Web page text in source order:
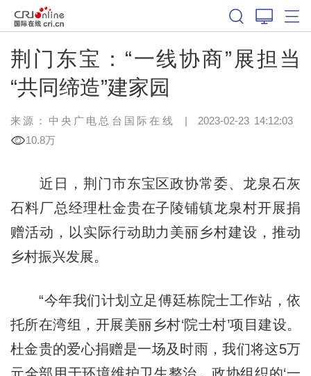
荆门东宝：“一线协商”展担当
“共同缔造”建家园
来源：中央广电总台国际在线 | 2023-02-23 14:12:03
10.8万
近日，荆门市东宝区政协常委、龙泉石灰
石料厂总经理杜金贵在子陵铺镇龙泉村开展捐
赠活动，以实际行动助力美丽乡村建设，推动
乡村振兴发展。
“今年我们计划立足傅廷栋院士工作站，依
托所在湾组，开展美丽乡村‘院士村’项目建设。
杜金贵的爱心捐赠是一场及时雨，我们将这5万
元全部用于环境维护卫生整治。政协组织的‘一